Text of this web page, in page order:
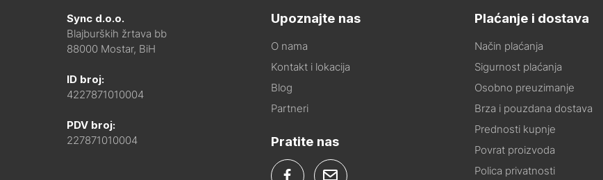
Sync d.o.o.
Blajburških žrtava bb
88000 Mostar, BiH
ID broj:
4227871010004
PDV broj:
227871010004
Upoznajte nas
O nama
Kontakt i lokacija
Blog
Partneri
Pratite nas
Plaćanje i dostava
Način plaćanja
Sigurnost plaćanja
Osobno preuzimanje
Brza i pouzdana dostava
Prednosti kupnje
Povrat proizvoda
Polica privatnosti